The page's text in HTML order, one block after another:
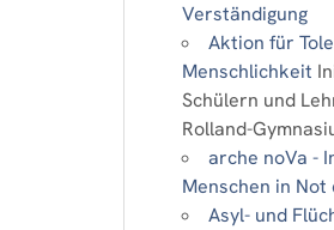
Verständigung
Aktion für
Menschlichkeit
Schülern und
Rolland-
arche noVa -
Menschen in Not
Asyl- und